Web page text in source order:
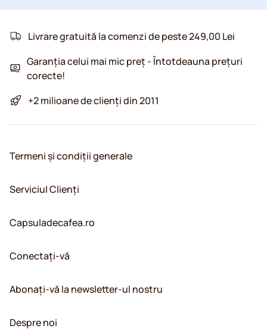
Livrare gratuită la comenzi de peste 249,00 Lei
Garanția celui mai mic preț - Întotdeauna prețuri
corecte!
+2 milioane de clienți din 2011
Termeni și condiții generale
Serviciul Clienți
Capsuladecafea.ro
Conectați-vă
Abonați-vă la newsletter-ul nostru
Despre noi